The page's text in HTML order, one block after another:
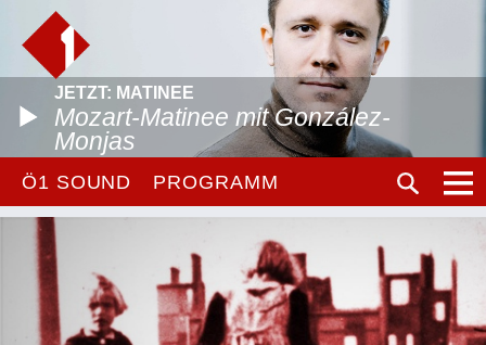
JETZT: MATINEE
Mozart-Matinee mit González-
Monjas
Ö1 SOUND PROGRAMM